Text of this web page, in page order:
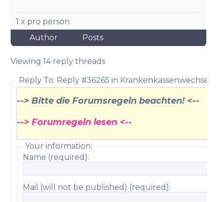
1 x pro person
Author
Posts
Viewing 14 reply threads
Reply To: Reply #36265 in Krankenkassenwechsel
--> Bitte die Forumsregeln beachten! <--
--> Forumregeln lesen <--
Your information:
Name (required):
Mail (will not be published) (required):